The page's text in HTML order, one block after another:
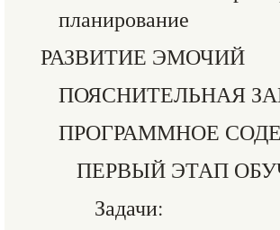
планирование
РАЗВИТИЕ ЭМОЧИЙ
ПОЯСНИТЕЛЬНАЯ
ПРОГРАММНОЕ
ПЕРВЫЙ ЭТАП
Задачи: